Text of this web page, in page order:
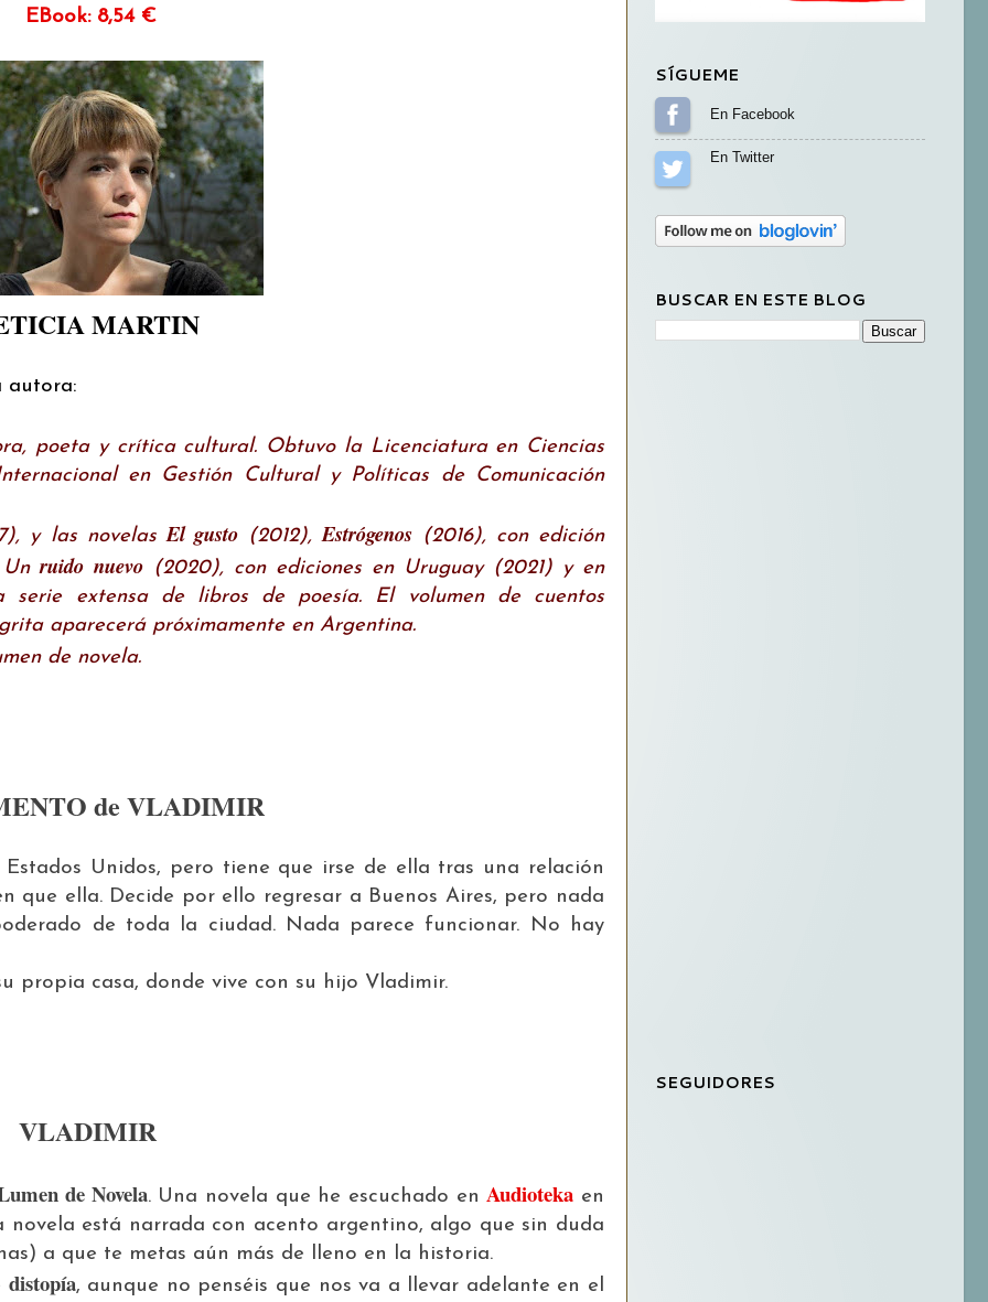
EBook: 8,54 €
MARTIN
autora:
poeta y crítica cultural. Obtuvo la Licenciatura en Ciencias
en Gestión Cultural y Políticas de Comunicación
y las novelasEl gusto (2012),Estrógenos (2016), con edición
Unruido nuevo(2020), con ediciones en Uruguay (2021) y en
serie extensa de libros de poesía. El volumen de cuentos
aparecerá próximamente en Argentina.
de novela.
de VLADIMIR
Unidos, pero tiene que irse de ella tras una relación
que ella. Decide por ello regresar a Buenos Aires, pero nada
de toda la ciudad. Nada parece funcionar. No hay
propia casa, donde vive con su hijo Vladimir.
VLADIMIR
de Novela. Una novela que he escuchado enAudioteka en
está narrada con acento argentino, algo que sin duda
a que te metas aún más de lleno en la historia.
distopía, aunque no penséis que nos va a llevar adelante en el
SÍGUEME
Sígueme en Facebook
BUSCAR EN ESTE BLOG
SEGUIDORES